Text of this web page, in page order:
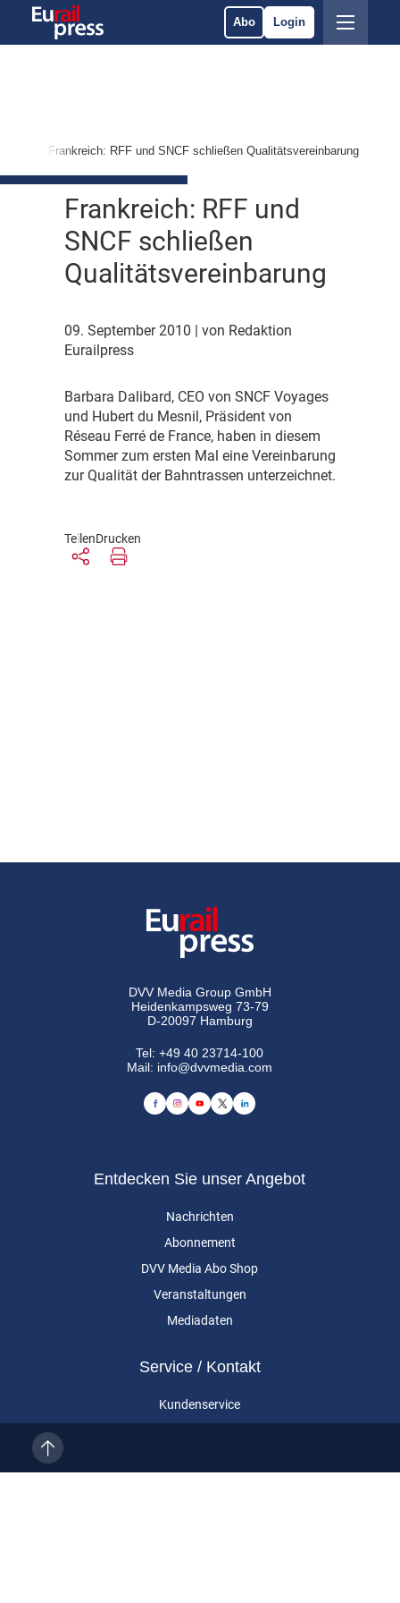
Abo Login
Frankreich: RFF und SNCF schließen Qualitätsvereinbarung
Frankreich: RFF und
SNCF schließen
Qualitätsvereinbarung
09. September 2010
| von Redaktion
Eurailpress
Barbara Dalibard, CEO von SNCF Voyages
und Hubert du Mesnil, Präsident von
Réseau Ferré de France, haben in diesem
Sommer zum ersten Mal eine Vereinbarung
zur Qualität der Bahntrassen unterzeichnet.
TeilenDrucken
DVV Media Group GmbH
Heidenkampsweg 73-79
D-20097 Hamburg
Tel:+49 40 23714-100
Mail: info@dvvmedia.com
Entdecken Sie unser Angebot
Nachrichten
Abonnement
DVV Media Abo Shop
Veranstaltungen
Mediadaten
Service / Kontakt
Kundenservice